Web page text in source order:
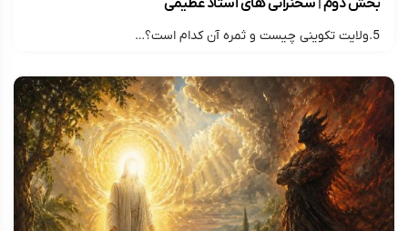
5.ولایت تکوینی چیست و ثمره آن کدام است؟…
۱۴۰۵/۰۳/۰۸ ارسال شده توسطmontazer313 254 بازدید